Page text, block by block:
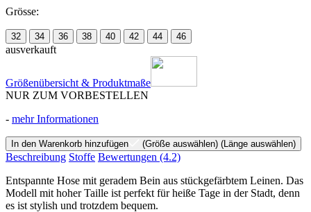
Grösse:
32 34 36 38 40 42 44 46
ausverkauft
Größenübersicht & Produktmaße
NUR ZUM VORBESTELLEN
- mehr Informationen
In den Warenkorb hinzufügen (Größe auswählen) (Länge auswählen)
Beschreibung Stoffe Bewertungen (4.2)
Entspannte Hose mit geradem Bein aus stückgefärbtem Leinen. Das
Modell mit hoher Taille ist perfekt für heiße Tage in der Stadt, denn
es ist stylish und trotzdem bequem.